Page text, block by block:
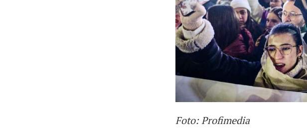
Foto: Profimedia